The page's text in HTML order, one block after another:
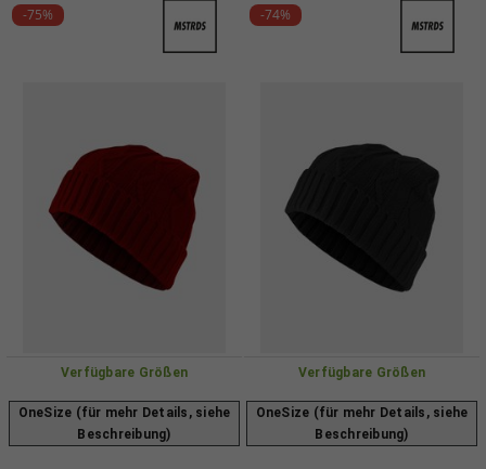
-75%
Verfügbare Größen
OneSize (für mehr Details, siehe
Beschreibung)
-74%
Verfügbare Größen
OneSize (für mehr Details, siehe
Beschreibung)